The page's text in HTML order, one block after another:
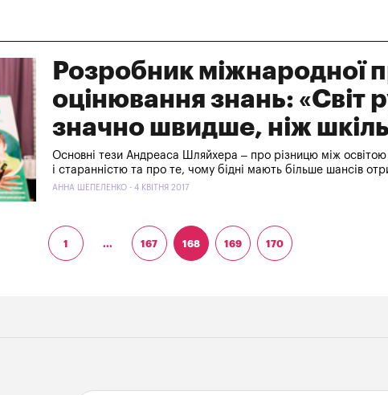
Розробник міжнародної
оцінювання знань: «Світ
значно швидше, ніж
Основні тези Андреаса Шляйхера – про різницю між освітою
і старанністю та про те, чому бідні мають більше шансів
АННА ШЕПЕЛЕНКО - 4 КВІТНЯ 2017
1 ... 167 168 169 170